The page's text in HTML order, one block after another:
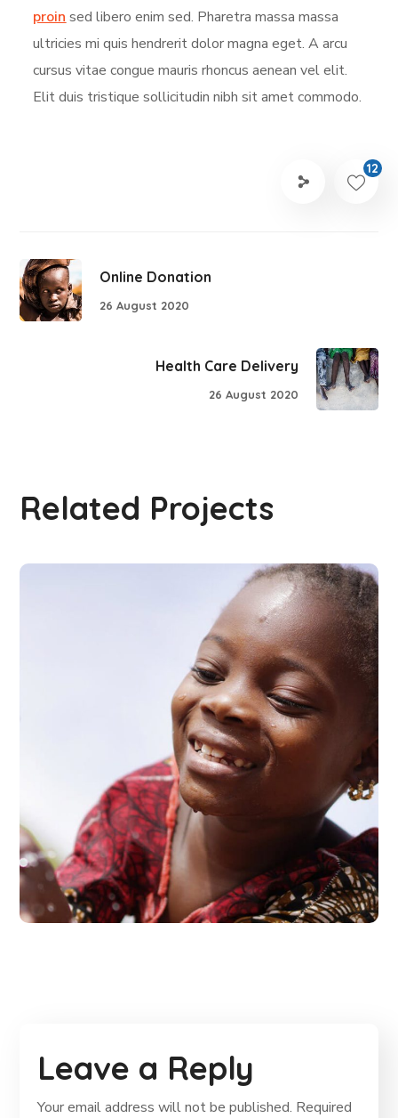
proin sed libero enim sed. Pharetra massa massa
ultricies mi quis hendrerit dolor magna eget. A arcu
cursus vitae congue mauris rhoncus aenean vel elit.
Elit duis tristique sollicitudin nibh sit amet commodo.
12
Online Donation
26 August 2020
Health Care Delivery
26 August 2020
Related Projects
Building Futures
#AFRICA #DONATION
Leave a Reply
Your email address will not be published. Required